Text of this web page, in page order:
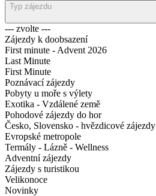
Typ zájezdu
--- zvolte ---
Zájezdy k doobsazení
First minute - Advent 2026
Last Minute
First Minute
Poznávací zájezdy
Pobyty u moře s výlety
Exotika - Vzdálené země
Pohodové zájezdy do hor
Česko, Slovensko - hvězdicové zájezdy
Evropské metropole
Termály - Lázně - Wellness
Adventní zájezdy
Zájezdy s turistikou
Velikonoce
Novinky